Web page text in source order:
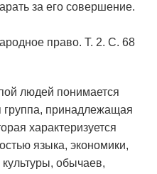
за его совершение.
право. Т. 2. С. 68
людей понимается
группа, принадлежащая
характеризуется
языка, экономики,
обычаев,